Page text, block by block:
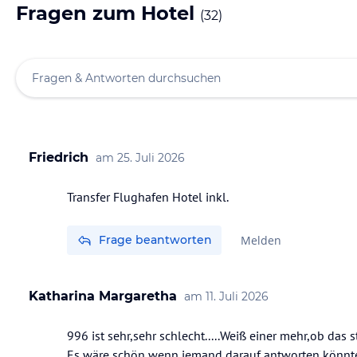
Fragen zum Hotel (32)
Friedrich am 25. Juli 2026
Transfer Flughafen Hotel inkl.
Frage beantworten Melden
Katharina Margaretha am 11. Juli 2026
996 ist sehr,sehr schlecht.....Weiß einer mehr,ob das